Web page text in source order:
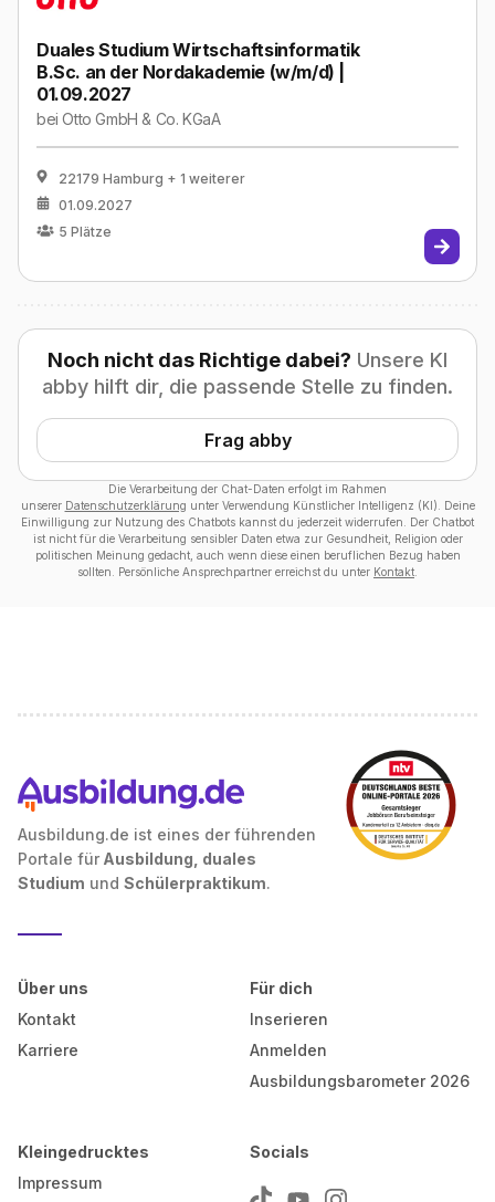
Duales Studium Wirtschaftsinformatik
B.Sc. an der Nordakademie (w/m/d) |
01.09.2027
beiOtto GmbH & Co. KGaA
22179 Hamburg + 1 weiterer
01.09.2027
5 Plätze
Noch nicht das Richtige dabei? Unsere KI
abby hilft dir, die passende Stelle zu finden.
Frag abby
Die Verarbeitung der Chat-Daten erfolgt im Rahmen
unserer Datenschutzerklärung unter Verwendung Künstlicher Intelligenz (KI). Deine
Einwilligung zur Nutzung des Chatbots kannst du jederzeit widerrufen. Der Chatbot
ist nicht für die Verarbeitung sensibler Daten etwa zur Gesundheit, Religion oder
politischen Meinung gedacht, auch wenn diese einen beruflichen Bezug haben
sollten. Persönliche Ansprechpartner erreichst du unter Kontakt
Ausbildung.de ist eines der führenden
Portale für Ausbildung, duales
Studium und Schülerpraktikum.
Über uns
Kontakt
Karriere
Für dich
Inserieren
Anmelden
Ausbildungsbarometer 2026
Kleingedrucktes
Impressum
Socials